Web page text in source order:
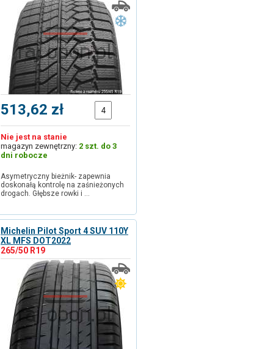
513,62 zł
Nie jest na stanie
magazyn zewnętrzny: 2 szt. do 3
dni robocze
Asymetryczny bieżnik- zapewnia
doskonałą kontrolę na zaśnieżonych
drogach. Głębsze rowki i …
Michelin Pilot Sport 4 SUV 110Y
XL MFS DOT2022
265/50 R19